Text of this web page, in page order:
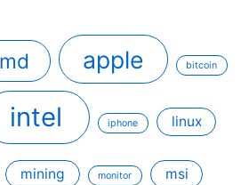
apple bitcoin
intel iphone linux
mining monitor msi